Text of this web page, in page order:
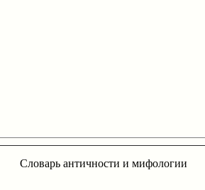
Словарь античности и мифологии